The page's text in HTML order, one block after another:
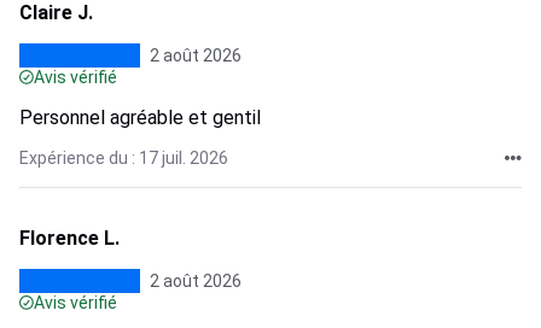
Claire J.
2 août 2026
Avis vérifié
Personnel agréable et gentil
Expérience du : 17 juil. 2026
Florence L.
2 août 2026
Avis vérifié